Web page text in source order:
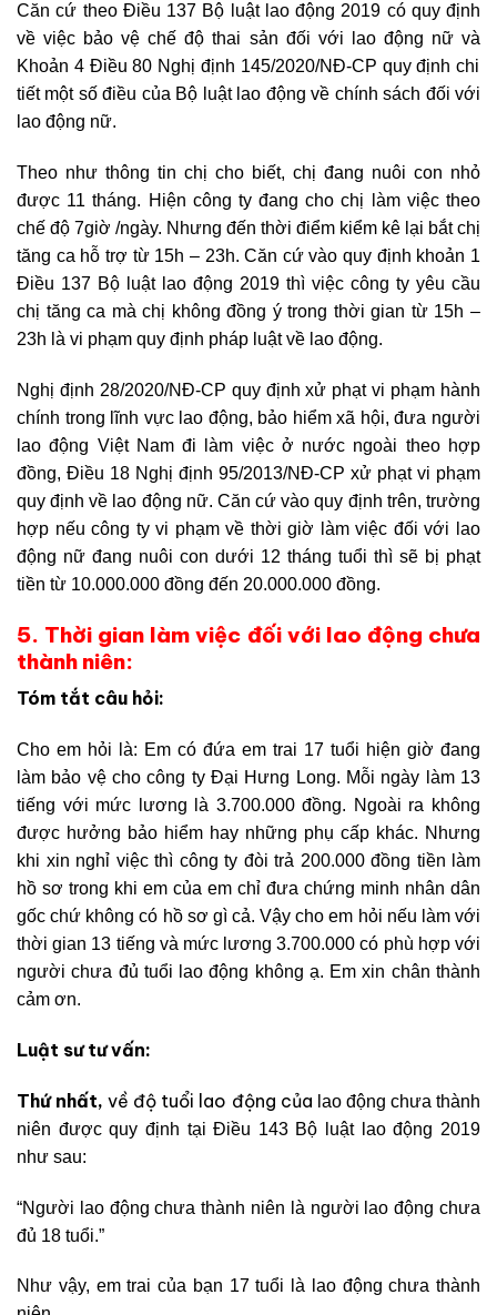
Căn cứ theo Điều 137 Bộ luật lao động 2019 có quy định
về việc bảo vệ chế độ thai sản đối với lao động nữ và
Khoản 4 Điều 80 Nghị định 145/2020/NĐ-CP quy định chi
tiết một số điều của Bộ luật lao động về chính sách đối với
lao động nữ.
Theo như thông tin chị cho biết, chị đang nuôi con nhỏ
được 11 tháng. Hiện công ty đang cho chị làm việc theo
chế độ 7giờ /ngày. Nhưng đến thời điểm kiểm kê lại bắt chị
tăng ca hỗ trợ từ 15h – 23h. Căn cứ vào quy định khoản 1
Điều 137 Bộ luật lao động 2019 thì việc công ty yêu cầu
chị tăng ca mà chị không đồng ý trong thời gian từ 15h –
23h là vi phạm quy định pháp luật về lao động.
Nghị định 28/2020/NĐ-CP quy định xử phạt vi phạm hành
chính trong lĩnh vực lao động, bảo hiểm xã hội, đưa người
lao động Việt Nam đi làm việc ở nước ngoài theo hợp
đồng, Điều 18 Nghị định 95/2013/NĐ-CP xử phạt vi phạm
quy định về lao động nữ. Căn cứ vào quy định trên, trường
hợp nếu công ty vi phạm về thời giờ làm việc đối với lao
động nữ đang nuôi con dưới 12 tháng tuổi thì sẽ bị phạt
tiền từ 10.000.000 đồng đến 20.000.000 đồng.
5. Thời gian làm việc đối với lao động chưa
thành niên:
Tóm tắt câu hỏi:
Cho em hỏi là: Em có đứa em trai 17 tuổi hiện giờ đang
làm bảo vệ cho công ty Đại Hưng Long. Mỗi ngày làm 13
tiếng với mức lương là 3.700.000 đồng. Ngoài ra không
được hưởng bảo hiểm hay những phụ cấp khác. Nhưng
khi xin nghỉ việc thì công ty đòi trả 200.000 đồng tiền làm
hồ sơ trong khi em của em chỉ đưa chứng minh nhân dân
gốc chứ không có hồ sơ gì cả. Vậy cho em hỏi nếu làm với
thời gian 13 tiếng và mức lương 3.700.000 có phù hợp với
người chưa đủ tuổi lao động không ạ. Em xin chân thành
cảm ơn.
Luật sư tư vấn:
Thứ nhất,về độ tuổi lao động của lao động chưa thành
niên được quy định tại Điều 143 Bộ luật lao động 2019
như sau:
“Người lao động chưa thành niên là người lao động chưa
đủ 18 tuổi.”
Như vậy, em trai của bạn 17 tuổi là lao động chưa thành